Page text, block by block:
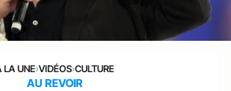
LA UNE›VIDÉOS›CULTURE
AU REVOIR